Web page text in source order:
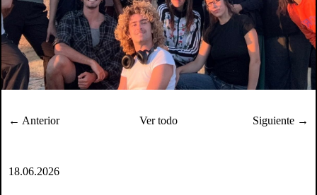
← Anterior Ver todo Siguiente →
18.06.2026